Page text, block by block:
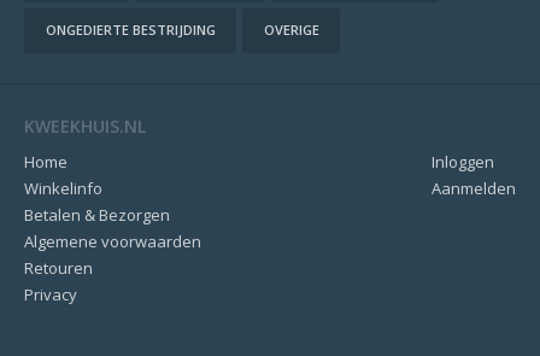
ONGEDIERTE BESTRIJDING OVERIGE
KWEEKHUIS.NL
Inloggen
Aanmelden
Home
Winkelinfo
Betalen & Bezorgen
Algemene voorwaarden
Retouren
Privacy